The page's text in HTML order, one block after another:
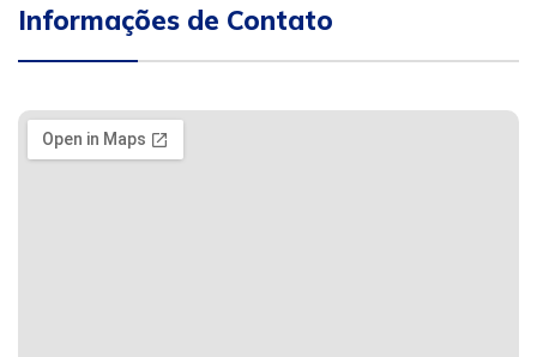
Informações de Contato